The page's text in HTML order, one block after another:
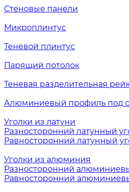
Стеновые панели
Микроплинтус
Теневой плинтус
Парящий потолок
Теневая разделительная
Алюминиевый профиль под
Уголки из латуни
Разносторонний латунный
Равносторонний латунный
Уголки из алюминия
Разносторонний
Равносторонний